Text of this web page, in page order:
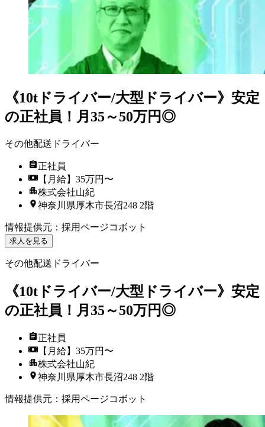
《10tドライバー/大型ドライバー》安定
の正社員！月35～50万円◎
その他配送ドライバー
正社員
【月給】35万円〜
株式会社山紀
神奈川県厚木市長沼248 2階
情報提供元 ： 採用ページコボット
求人を見る
その他配送ドライバー
《10tドライバー/大型ドライバー》安定
の正社員！月35～50万円◎
正社員
【月給】35万円〜
株式会社山紀
神奈川県厚木市長沼248 2階
情報提供元 ： 採用ページコボット